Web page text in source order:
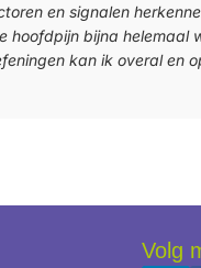
en signalen
hoofdpijn bijna
kan ik overal en
Volg